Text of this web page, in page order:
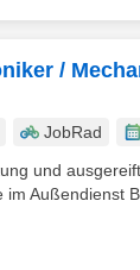
/
JobRad
und
Außendienst